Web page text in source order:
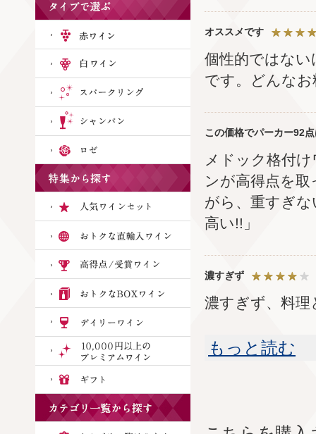
オススメです
個性的ではな
です。どんな
この価格でパーカー92
メドック格付
ンが高得点を
がら、重すぎ
高い!!」
濃すぎず
濃すぎず、料
もっと読む